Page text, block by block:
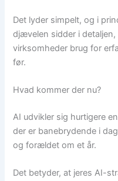
Det lyder simpelt, og i
djævelen sidder i
virksomheder brug for
før.
Hvad kommer der nu?
AI udvikler sig hurtigere
der er banebrydende i
og forældet om et år.
Det betyder, at jeres AI-